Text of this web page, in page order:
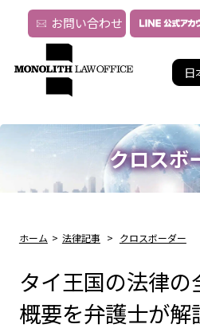
日
お問い合わせ
クロスボ
ホーム > 法律記事 > クロスボーダー
タイ王国の法律の
概要を弁護士が解